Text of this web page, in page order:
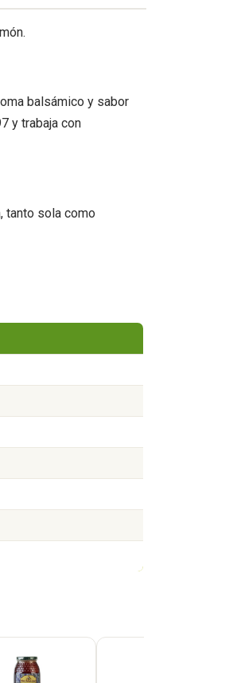
balsámico y sabor
y trabaja con
tanto sola como